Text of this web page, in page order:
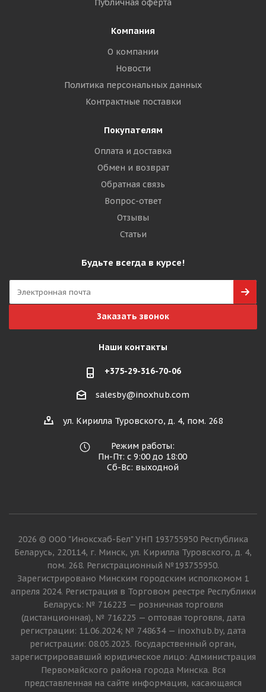
Публичная оферта
Компания
О компании
Новости
Политика персональных данных
Контрактные поставки
Покупателям
Оплата и доставка
Обмен и возврат
Обратная связь
Вопрос-ответ
Отзывы
Статьи
Будьте всегда в курсе!
Заказать звонок
Наши контакты
+375-29-316-70-06
salesby@inoxhub.com
ул. Кирилла Туровского, д. 4, пом. 268
Режим работы:
Пн-Пт: с 9:00 до 18:00
Сб-Вс: выходной
2026 © ООО "Иноксхаб-Бел" УНП 193755950 Республика
Беларусь, 220114, г. Минск, ул. Кирилла Туровского, д. 4,
пом. 268. Регистрационный №193755950.
Зарегистрировано Минским городским исполкомом 1
апреля 2024. Регистрация в Торговом реестре Республики
Беларусь: № 716223 — розничная торговля
(дистанционная), № 716225 — оптовая торговля, дата
регистрации: 11.06.2024; № 748634 — inoxhub.by, дата
регистрации: 08.05.2025. Государственный орган,
зарегистрировавший юридическое лицо: Администрация
Первомайского района города Минска. Вся
представленная на сайте информация, касающаяся